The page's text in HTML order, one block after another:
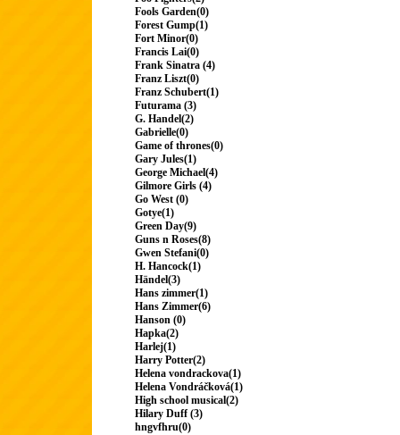
Fools Garden(0)
Forest Gump(1)
Fort Minor(0)
Francis Lai(0)
Frank Sinatra (4)
Franz Liszt(0)
Franz Schubert(1)
Futurama (3)
G. Handel(2)
Gabrielle(0)
Game of thrones(0)
Gary Jules(1)
George Michael(4)
Gilmore Girls (4)
Go West (0)
Gotye(1)
Green Day(9)
Guns n Roses(8)
Gwen Stefani(0)
H. Hancock(1)
Händel(3)
Hans zimmer(1)
Hans Zimmer(6)
Hanson (0)
Hapka(2)
Harlej(1)
Harry Potter(2)
Helena vondrackova(1)
Helena Vondráčková(1)
High school musical(2)
Hilary Duff (3)
hngvfhru(0)